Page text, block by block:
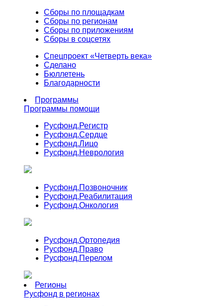
Сборы по площадкам
Сборы по регионам
Сборы по приложениям
Сборы в соцсетях
Спецпроект «Четверть века»
Сделано
Бюллетень
Благодарности
Программы
Программы помощи
Русфонд.Регистр
Русфонд.Сердце
Русфонд.Лицо
Русфонд.Неврология
Русфонд.Позвоночник
Русфонд.Реабилитация
Русфонд.Онкология
Русфонд.Ортопедия
Русфонд.Право
Русфонд.Перелом
Регионы
Русфонд в регионах